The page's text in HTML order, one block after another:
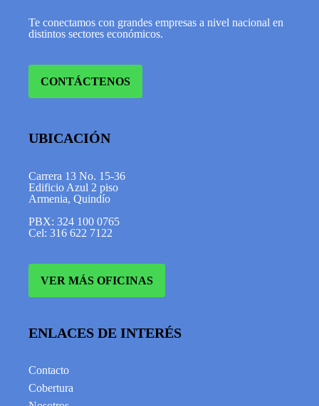
Te conectamos con grandes empresas a nivel nacional en
distintos sectores económicos.
CONTÁCTENOS
UBICACIÓN
Carrera 13 No. 15-36
Edificio Azul 2 piso
Armenia, Quindío
PBX: 324 100 0765
Cel: 316 622 7122
VER MÁS OFICINAS
ENLACES DE INTERÉS
Contacto
Cobertura